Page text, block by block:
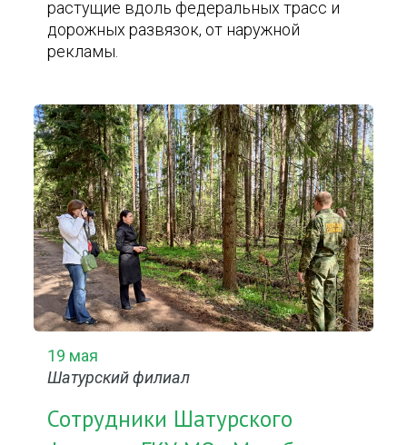
растущие вдоль федеральных трасс и
дорожных развязок, от наружной
рекламы.
19 мая
Шатурский филиал
Сотрудники Шатурского